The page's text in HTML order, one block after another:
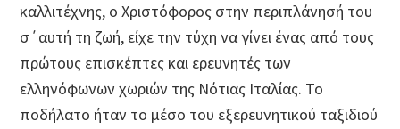
καλλιτέχνης, ο Χριστόφορος στην περιπλάνησή του
σ΄αυτή τη ζωή, είχε την τύχη να γίνει ένας από τους
πρώτους επισκέπτες και ερευνητές των
ελληνόφωνων χωριών της Νότιας Ιταλίας. Το
ποδήλατο ήταν το μέσο του εξερευνητικού ταξιδιού